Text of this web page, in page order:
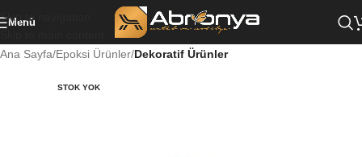
Skip to navigation
Menü
Ana Sayfa Epoksi Ürünler Dekoratif Ürünler
STOK YOK